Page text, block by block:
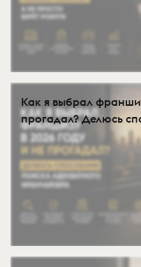
Как я выбрал
прогадал? Делюсь